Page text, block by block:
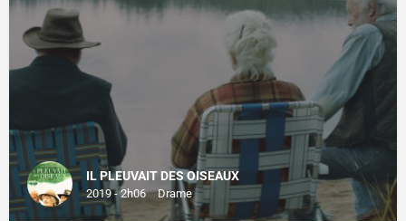
IL PLEUVAIT DES OISEAUX
2019 - 2h06 Drame